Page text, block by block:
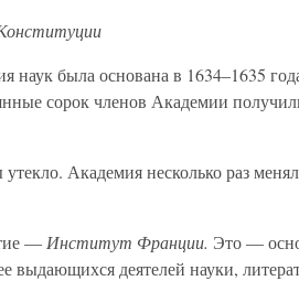
наук была основана в 1634–1635
сорок членов Академии
Академия несколько раз
— Институт Франции. Это —
выдающихся деятелей науки,